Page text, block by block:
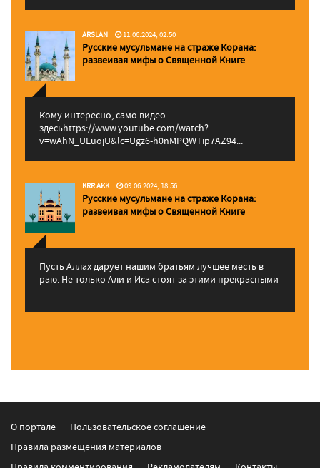
ARSLAN 11.06.2024, 02:50
Русские мусульмане на страже Корана:
pазвеивая мифы о Священной Книге
Кому интересно, само видео
здесьhttps://www.youtube.com/watch?
v=wAhN_UEuojU&lc=Ugz6-h0nMPQWTip7AZ94...
KRR AKK 09.06.2024, 18:56
Русские мусульмане на страже Корана:
pазвеивая мифы о Священной Книге
Пусть Аллах дарует нашим братьям лучшее месть в
раю. Не только Али и Иса стоят за этими прекрасными
...
О портале
Пользовательское соглашение
Правила размещения материалов